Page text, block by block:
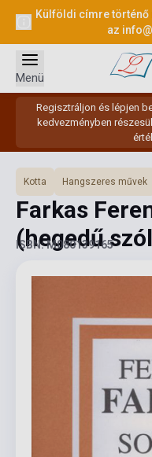
Külföldi címre
az
Regisztráljon és lépjen
kedvezményben
Menü
Kotta Hangszeres művek
Farkas
(hegedű
ISBN: M080139165